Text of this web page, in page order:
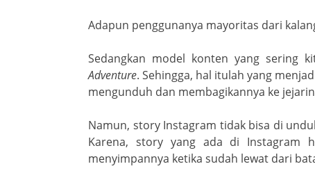
Adapun penggunanya mayoritas dari
Sedangkan model konten yang sering
Adventure. Sehingga, hal itulah yang
mengunduh dan membagikannya ke
Namun, story Instagram tidak bisa di
Karena, story yang ada di Instagram
menyimpannya ketika sudah lewat dari